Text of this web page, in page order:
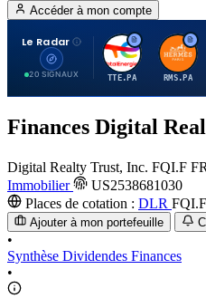
Accéder à mon compte
Le Radar
20 SIGNAUX
T
TTE.PA
H
RMS.PA
Finances Digital
Digital Realty Trust, Inc. FQI.F
Immobilier
US2538681030
Places de cotation : DLR FQI.F
Ajouter à mon portefeuille
•
Synthèse Dividendes Finances
•